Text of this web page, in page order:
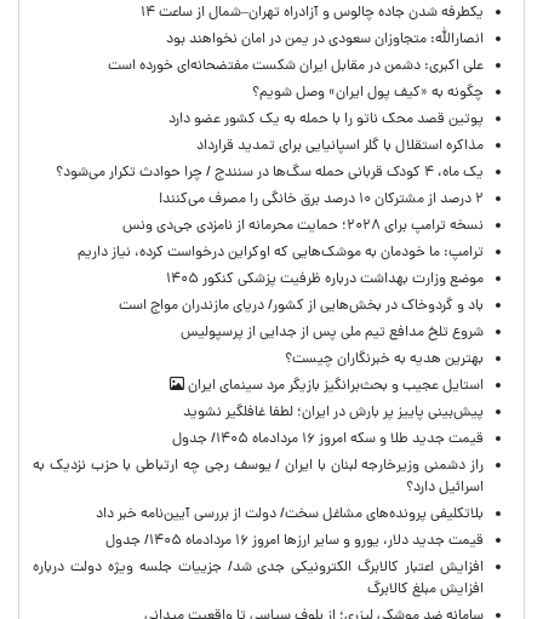
یکطرفه شدن جاده چالوس و آزادراه تهران–شمال از ساعت ۱۴
انصارالله: متجاوزان سعودی در یمن در امان نخواهند بود
علی اکبری: دشمن در مقابل ایران شکست مفتضحانه‌ای خورده است
چگونه به «کیف پول ایران» وصل شویم؟
پوتین قصد محک ناتو را با حمله به یک کشور عضو دارد
مذاکره استقلال با گلر اسپانیایی برای تمدید قرارداد
یک ماه، ۴ کودک قربانی حمله سگ‌ها در سنندج / چرا حوادث تکرار می‌شود؟
۲ درصد از مشترکان ۱۰ درصد برق خانگی را مصرف می‌کنند!
نسخه ترامپ برای ۲۰۲۸؛ حمایت محرمانه از نامزدی جی‌دی ونس
ترامپ: ما خودمان به موشک‌هایی که اوکراین درخواست کرده، نیاز داریم
موضع وزارت بهداشت درباره ظرفیت پزشکی کنکور ۱۴۰۵
باد و گردوخاک در بخش‌هایی از کشور/ دریای مازندران مواج است
شروع تلخ مدافع تیم ملی پس از جدایی از پرسپولیس
بهترین هدیه به خبرنگاران چیست؟
استایل عجیب و بحث‌برانگیز بازیگر مرد سینمای ایران
پیش‌بینی پاییز پر بارش در ایران؛ لطفا غافلگیر نشوید
قیمت جدید طلا و سکه امروز ۱۶ مردادماه ۱۴۰۵/ جدول
راز دشمنی وزیرخارجه لبنان با ایران / یوسف رجی چه ارتباطی با حزب نزدیک به
اسرائیل دارد؟
بلاتکلیفی پرونده‌های مشاغل سخت/ دولت از بررسی آیین‌نامه خبر داد
قیمت جدید دلار، یورو و سایر ارزها امروز ۱۶ مردادماه ۱۴۰۵/ جدول
افزایش اعتبار کالابرگ الکترونیکی جدی شد/ جزییات جلسه ویژه دولت درباره
افزایش مبلغ کالابرگ